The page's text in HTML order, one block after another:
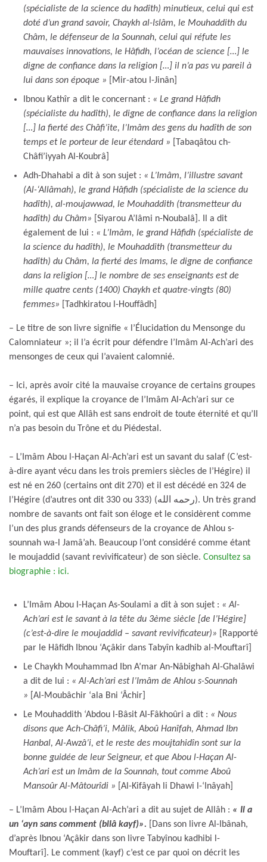
(spécialiste de la science du hadîth) minutieux, celui qui est
doté d’un grand savoir, Chaykh al-Islâm, le Mouhaddith du
Châm, le défenseur de la Sounnah, celui qui réfute les
mauvaises innovations, le Hâfidh, l’océan de science […] le
digne de confiance dans la religion […] il n’a pas vu pareil à
lui dans son époque » [Mir-atou l-Jinân]
Ibnou Kathîr a dit le concernant : « Le grand Hâfidh
(spécialiste du hadîth), le digne de confiance dans la religion
[…] la fierté des Châfi’ite, l’Imâm des gens du hadîth de son
temps et le porteur de leur étendard » [Tabaqâtou ch-
Châfi’iyyah Al-Koubrâ]
Adh-Dhahabi a dit à son sujet : « L’Imâm, l’illustre savant
(Al-‘Allâmah), le grand Hâfidh (spécialiste de la science du
hadîth), al-moujawwad, le Mouhaddith (transmetteur du
hadîth) du Châm»
[Siyarou A’lâmi n-Noubalâ]. Il a dit
également de lui : « L’Imâm, le grand Hâfidh (spécialiste de
la science du hadîth), le Mouhaddith (transmetteur du
hadîth) du Châm, la fierté des Imams, le digne de confiance
dans la religion […] le nombre de ses enseignants est de
mille quatre cents (1400) Chaykh et quatre-vingts (80)
femmes»
[Tadhkiratou l-Houffâdh]
– Le titre de son livre signifie « l’Élucidation du Mensonge du
Calomniateur »; il l’a écrit pour défendre l’Imâm Al-Ach’ari des
mensonges de ceux qui l’avaient calomnié.
– Ici, après avoir cité la mauvaise croyance de certains groupes
égarés, il explique la croyance de l’Imâm Al-Ach’ari sur ce
point, qui est que Allâh est sans endroit de toute éternité et qu’Il
n’a pas besoin du Trône et du Piédestal.
– L’Imâm Abou l-Haçan Al-Ach’ari est un savant du salaf (C’est-
à-dire ayant vécu dans les trois premiers siècles de l’Hégire) il
est né en 260 (certains ont dit 270) et il est décédé en 324 de
l’Hégire (d’autres ont dit 330 ou 333) (رحمه الله). Un très grand
nombre de savants ont fait son éloge et le considèrent comme
l’un des plus grands défenseurs de la croyance de Ahlou s-
sounnah wa-l Jamâ’ah. Beaucoup l’ont considéré comme étant
le moujaddid (savant revivificateur) de son siècle. Consultez sa
biographie : ici.
L’Imâm Abou l-Haçan As-Soulami a dit à son sujet : « Al-
Ach’ari est le savant à la tête du 3ème siècle [de l’Hégire]
(c’est-à-dire le moujaddid – savant revivificateur)»
[Rapporté
par le Hâfidh Ibnou ‘Açâkir dans Tabyîn kadhib al-Mouftarî]
Le Chaykh Mouhammad Ibn A’mar An-Nâbighah Al-Ghalâwi
a dit de lui : « Al-Ach’ari est l’Imâm de Ahlou s-Sounnah
»
[Al-Moubâchir ‘ala Bni ‘Âchir]
Le Mouhaddith ‘Abdou l-Bâsit Al-Fâkhoûri a dit : « Nous
disons que Ach-Châfi’i, Mâlik, Aboû Hanîfah, Ahmad Ibn
Hanbal, Al-Awzâ’i, et le reste des moujtahidîn sont sur la
bonne guidée de leur Seigneur, et que Abou l-Haçan Al-
Ach’ari est un Imâm de la Sounnah, tout comme Aboû
Mansoûr Al-Mâtourîdi »
[Al-Kifâyah li Dhawi l-‘Inâyah]
– L’Imâm Abou l-Haçan Al-Ach’ari a dit au sujet de Allâh : « Il a
un ‘ayn sans comment (bilâ kayf)».
[Dans son livre Al-Ibânah,
d’après Ibnou ‘Açâkir dans son livre Tabyînou kadhibi l-
Mouftarî]. Le comment (kayf) c’est ce par quoi on décrit les